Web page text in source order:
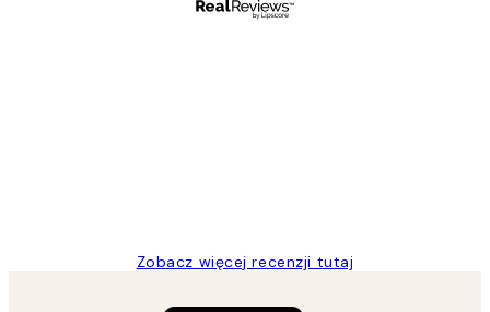
Zobacz więcej recenzji tutaj